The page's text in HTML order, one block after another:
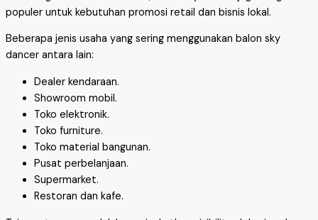
populer untuk kebutuhan promosi retail dan bisnis lokal.
Beberapa jenis usaha yang sering menggunakan balon sky
dancer antara lain:
Dealer kendaraan.
Showroom mobil.
Toko elektronik.
Toko furniture.
Toko material bangunan.
Pusat perbelanjaan.
Supermarket.
Restoran dan kafe.